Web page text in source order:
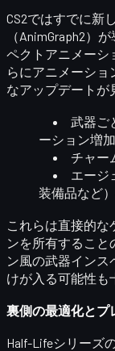
CS2ではすでに新
（AnimGraph2）
ペクトアニメーシ
らにアニメーショ
なアップデートが
武器ご
ーション増加
チャー
エージ
装備品など
これらは直接的な
ンを所有すること
ン風の武器インス
けが入る可能性も
裏側の最適化とプ
Half-Lifeシリーズ